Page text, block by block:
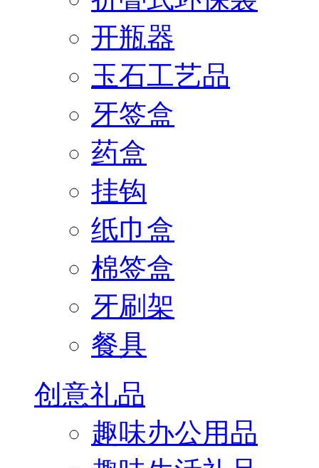
开瓶器
玉石工艺品
牙签盒
药盒
挂钩
纸巾盒
棉签盒
牙刷架
餐具
创意礼品
趣味办公用品